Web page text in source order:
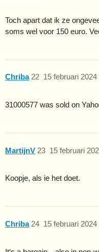
Toch apart dat ik ze
soms wel voor 150 euro.
Chriba 15 februari 2024
22
31000577 was sold on
MartijnV 15 februari
23
Koopje, als ie het doet.
Chriba 15 februari
24